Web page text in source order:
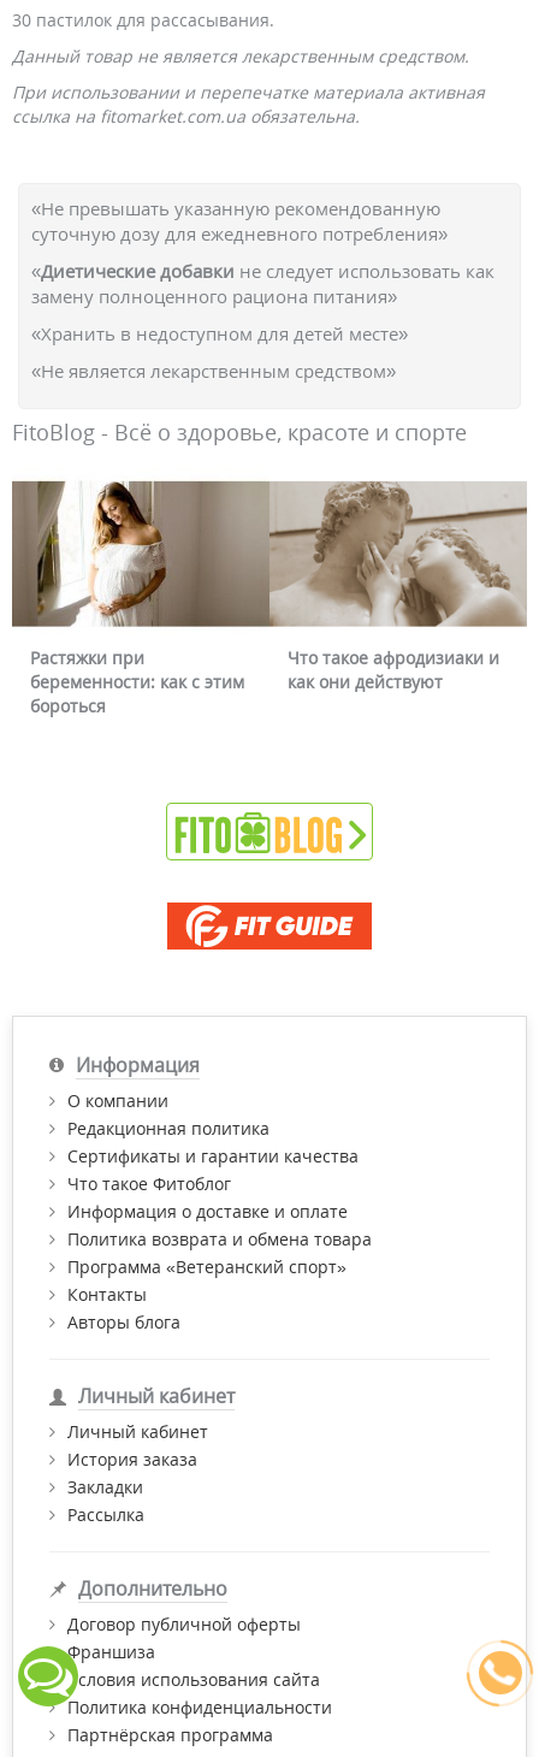
30 пастилок для рассасывания.
Данный товар не является лекарственным средством.
При использовании и перепечатке материала активная
ссылка на fitomarket.com.ua обязательна.
«Не превышать указанную рекомендованную
суточную дозу для ежедневного потребления»
«Диетические добавки не следует использовать как
замену полноценного рациона питания»
«Хранить в недоступном для детей месте»
«Не является лекарственным средством»
FitoBlog - Всё о здоровье, красоте и спорте
Растяжки при
беременности: как с этим
бороться
Что такое афродизиаки и
как они действуют
Информация
О компании
Редакционная политика
Сертификаты и гарантии качества
Что такое Фитоблог
Информация о доставке и оплате
Политика возврата и обмена товара
Программа «Ветеранский спорт»
Контакты
Авторы блога
Личный кабинет
Личный кабинет
История заказа
Закладки
Рассылка
Дополнительно
Договор публичной оферты
Франшиза
Условия использования сайта
Политика конфиденциальности
Партнёрская программа